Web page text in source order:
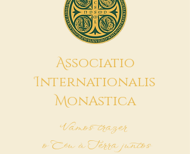
Associatio
Internationalis
MonAstica
Vamos trazer
o Céu à Terra juntos